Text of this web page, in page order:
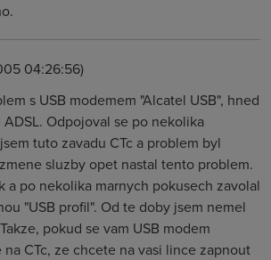
04:26:56)
s USB modemem "Alcatel USB", hned
Odpojoval se po nekolika
tuto zavadu CTc a problem byl
sluzby opet nastal tento problem.
a po nekolika marnych pokusech zavolal
"USB profil". Od te doby jsem nemel
pokud se vam USB modem
CTc, ze chcete na vasi lince zapnout